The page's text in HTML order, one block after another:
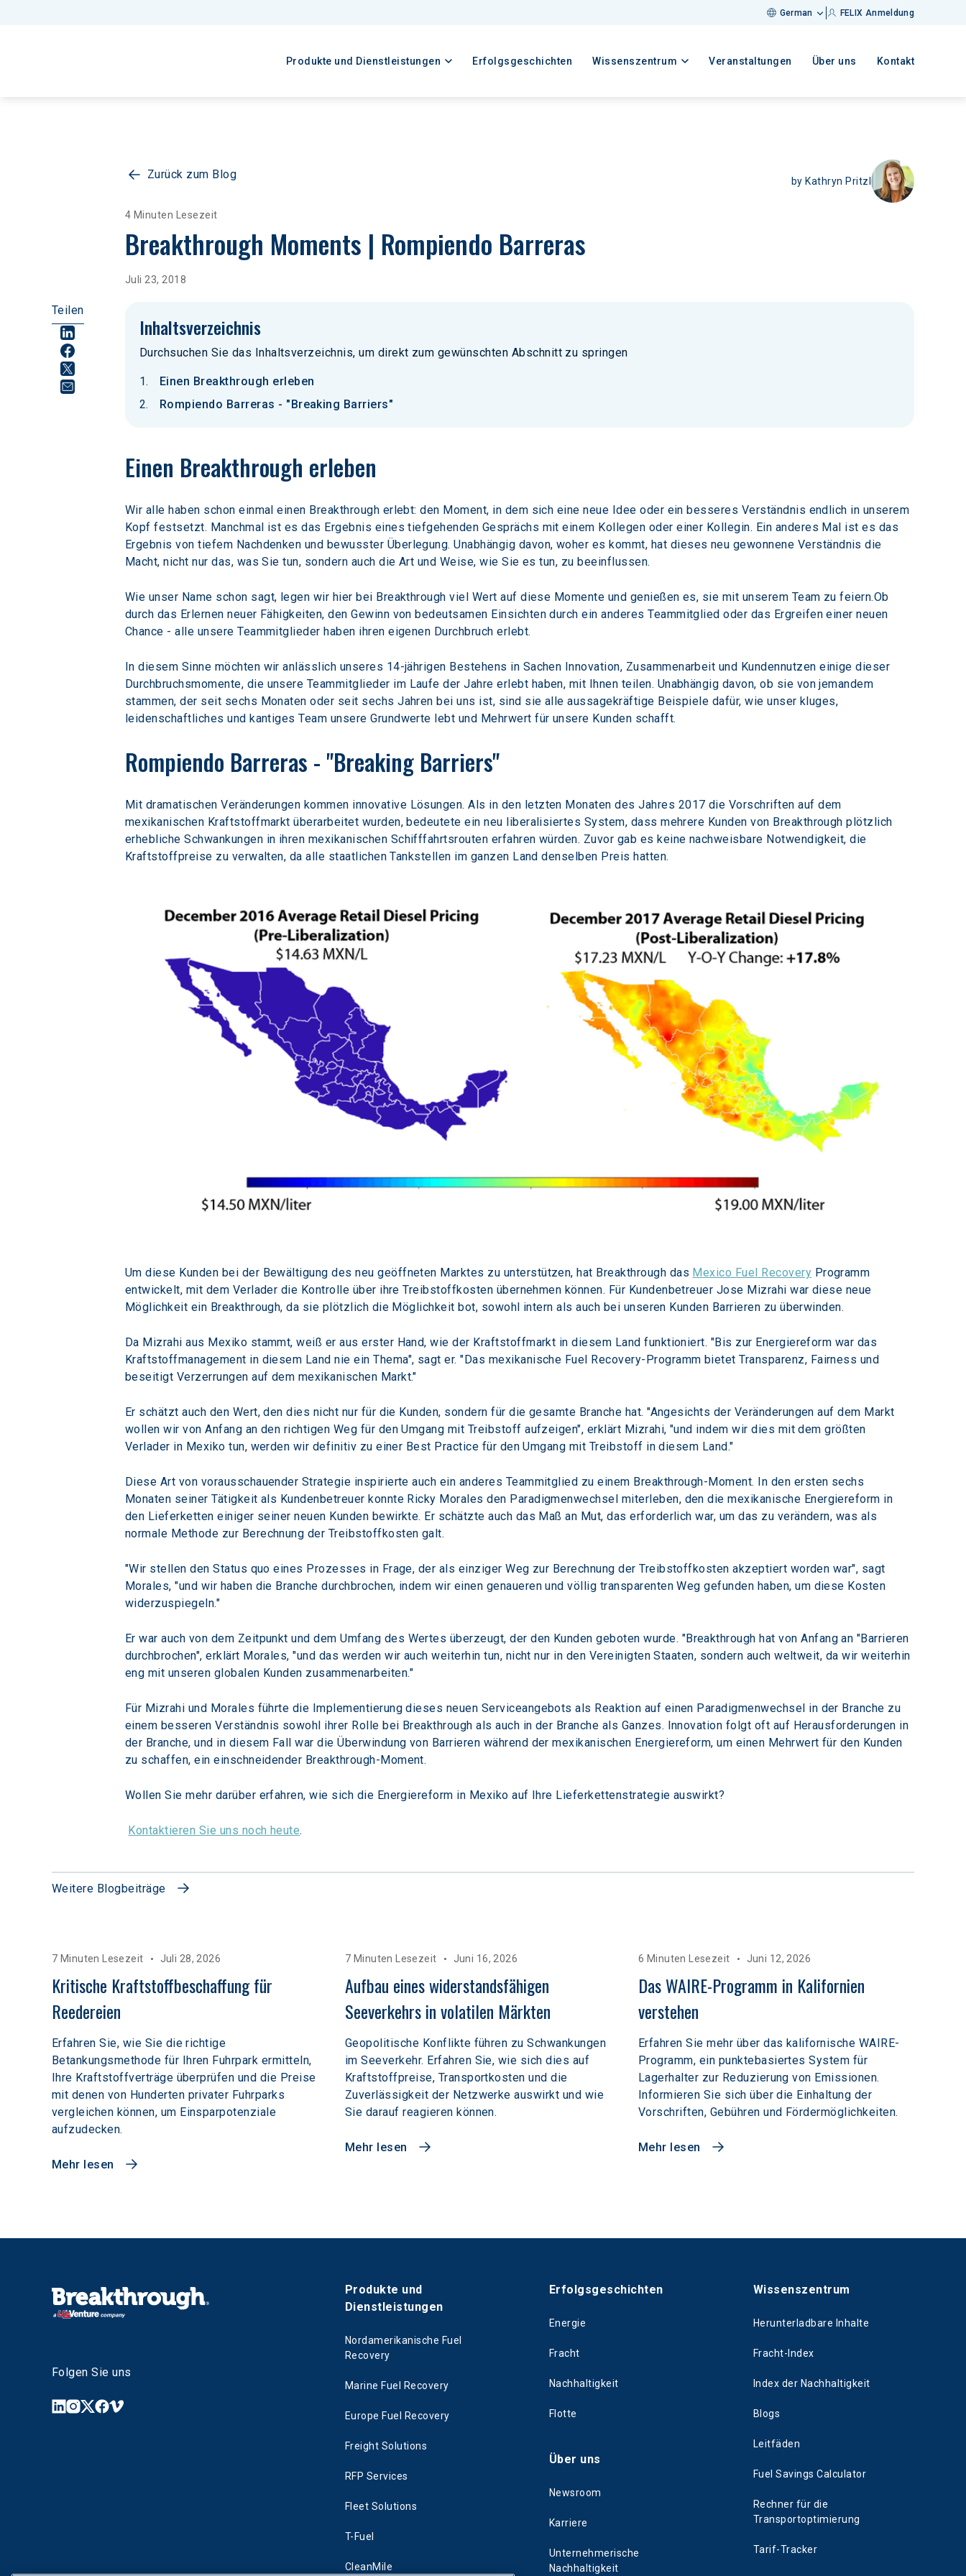
German FELIX Anmeldung
Produkte und Dienstleistungen Erfolgsgeschichten Wissenszentrum Veranstaltungen Über uns Kontakt
Zurück zum Blog byKathryn Pritzl
4 Minuten Lesezeit
Breakthrough Moments | Rompiendo Barreras
Juli 23, 2018
Teilen
Inhaltsverzeichnis
Durchsuchen Sie das Inhaltsverzeichnis, um direkt zum gewünschten Abschnitt zu springen
Einen Breakthrough erleben
Rompiendo Barreras - "Breaking Barriers"
Einen Breakthrough erleben
Wir alle haben schon einmal einen Breakthrough erlebt: den Moment, in dem sich eine neue Idee oder ein besseres Verständnis endlich in unserem
Kopf festsetzt. Manchmal ist es das Ergebnis eines tiefgehenden Gesprächs mit einem Kollegen oder einer Kollegin. Ein anderes Mal ist es das
Ergebnis von tiefem Nachdenken und bewusster Überlegung. Unabhängig davon, woher es kommt, hat dieses neu gewonnene Verständnis die
Macht, nicht nur das, was Sie tun, sondern auch die Art und Weise, wie Sie es tun, zu beeinflussen.
Wie unser Name schon sagt, legen wir hier bei Breakthrough viel Wert auf diese Momente und genießen es, sie mit unserem Team zu feiern.Ob
durch das Erlernen neuer Fähigkeiten, den Gewinn von bedeutsamen Einsichten durch ein anderes Teammitglied oder das Ergreifen einer neuen
Chance - alle unsere Teammitglieder haben ihren eigenen Durchbruch erlebt.
In diesem Sinne möchten wir anlässlich unseres 14-jährigen Bestehens in Sachen Innovation, Zusammenarbeit und Kundennutzen einige dieser
Durchbruchsmomente, die unsere Teammitglieder im Laufe der Jahre erlebt haben, mit Ihnen teilen. Unabhängig davon, ob sie von jemandem
stammen, der seit sechs Monaten oder seit sechs Jahren bei uns ist, sind sie alle aussagekräftige Beispiele dafür, wie unser kluges,
leidenschaftliches und kantiges Team unsere Grundwerte lebt und Mehrwert für unsere Kunden schafft.
Rompiendo Barreras - "Breaking Barriers"
Mit dramatischen Veränderungen kommen innovative Lösungen. Als in den letzten Monaten des Jahres 2017 die Vorschriften auf dem
mexikanischen Kraftstoffmarkt überarbeitet wurden, bedeutete ein neu liberalisiertes System, dass mehrere Kunden von Breakthrough plötzlich
erhebliche Schwankungen in ihren mexikanischen Schifffahrtsrouten erfahren würden. Zuvor gab es keine nachweisbare Notwendigkeit, die
Kraftstoffpreise zu verwalten, da alle staatlichen Tankstellen im ganzen Land denselben Preis hatten.
Um diese Kunden bei der Bewältigung des neu geöffneten Marktes zu unterstützen, hat Breakthrough das Mexico Fuel Recovery Programm
entwickelt, mit dem Verlader die Kontrolle über ihre Treibstoffkosten übernehmen können. Für Kundenbetreuer Jose Mizrahi war diese neue
Möglichkeit ein Breakthrough, da sie plötzlich die Möglichkeit bot, sowohl intern als auch bei unseren Kunden Barrieren zu überwinden.
Da Mizrahi aus Mexiko stammt, weiß er aus erster Hand, wie der Kraftstoffmarkt in diesem Land funktioniert. "Bis zur Energiereform war das
Kraftstoffmanagement in diesem Land nie ein Thema", sagt er. "Das mexikanische Fuel Recovery-Programm bietet Transparenz, Fairness und
beseitigt Verzerrungen auf dem mexikanischen Markt."
Er schätzt auch den Wert, den dies nicht nur für die Kunden, sondern für die gesamte Branche hat. "Angesichts der Veränderungen auf dem Markt
wollen wir von Anfang an den richtigen Weg für den Umgang mit Treibstoff aufzeigen", erklärt Mizrahi, "und indem wir dies mit dem größten
Verlader in Mexiko tun, werden wir definitiv zu einer Best Practice für den Umgang mit Treibstoff in diesem Land."
Diese Art von vorausschauender Strategie inspirierte auch ein anderes Teammitglied zu einem Breakthrough-Moment. In den ersten sechs
Monaten seiner Tätigkeit als Kundenbetreuer konnte Ricky Morales den Paradigmenwechsel miterleben, den die mexikanische Energiereform in
den Lieferketten einiger seiner neuen Kunden bewirkte. Er schätzte auch das Maß an Mut, das erforderlich war, um das zu verändern, was als
normale Methode zur Berechnung der Treibstoffkosten galt.
"Wir stellen den Status quo eines Prozesses in Frage, der als einziger Weg zur Berechnung der Treibstoffkosten akzeptiert worden war", sagt
Morales, "und wir haben die Branche durchbrochen, indem wir einen genaueren und völlig transparenten Weg gefunden haben, um diese Kosten
widerzuspiegeln."
Er war auch von dem Zeitpunkt und dem Umfang des Wertes überzeugt, der den Kunden geboten wurde. "Breakthrough hat von Anfang an "Barrieren
durchbrochen", erklärt Morales, "und das werden wir auch weiterhin tun, nicht nur in den Vereinigten Staaten, sondern auch weltweit, da wir weiterhin
eng mit unseren globalen Kunden zusammenarbeiten."
Für Mizrahi und Morales führte die Implementierung dieses neuen Serviceangebots als Reaktion auf einen Paradigmenwechsel in der Branche zu
einem besseren Verständnis sowohl ihrer Rolle bei Breakthrough als auch in der Branche als Ganzes. Innovation folgt oft auf Herausforderungen in
der Branche, und in diesem Fall war die Überwindung von Barrieren während der mexikanischen Energiereform, um einen Mehrwert für den Kunden
zu schaffen, ein einschneidender Breakthrough-Moment.
Wollen Sie mehr darüber erfahren, wie sich die Energiereform in Mexiko auf Ihre Lieferkettenstrategie auswirkt?
Kontaktieren Sie uns noch heute.
Weitere Blogbeiträge
7 Minuten Lesezeit Juli 28, 2026
Kritische Kraftstoffbeschaffung für
Reedereien
Erfahren Sie, wie Sie die richtige
Betankungsmethode für Ihren Fuhrpark ermitteln,
Ihre Kraftstoffverträge überprüfen und die Preise
mit denen von Hunderten privater Fuhrparks
vergleichen können, um Einsparpotenziale
aufzudecken.
Mehr lesen
7 Minuten Lesezeit Juni 16, 2026
Aufbau eines widerstandsfähigen
Seeverkehrs in volatilen Märkten
Geopolitische Konflikte führen zu Schwankungen
im Seeverkehr. Erfahren Sie, wie sich dies auf
Kraftstoffpreise, Transportkosten und die
Zuverlässigkeit der Netzwerke auswirkt und wie
Sie darauf reagieren können.
Mehr lesen
6 Minuten Lesezeit Juni 12, 2026
Das WAIRE-Programm in Kalifornien
verstehen
Erfahren Sie mehr über das kalifornische WAIRE-
Programm, ein punktebasiertes System für
Lagerhalter zur Reduzierung von Emissionen.
Informieren Sie sich über die Einhaltung der
Vorschriften, Gebühren und Fördermöglichkeiten.
Mehr lesen
Folgen Sie uns
Produkte und
Dienstleistungen
Nordamerikanische Fuel
Recovery
Marine Fuel Recovery
Europe Fuel Recovery
Freight Solutions
RFP Services
Fleet Solutions
T-Fuel
CleanMile
Erfolgsgeschichten
Energie
Fracht
Nachhaltigkeit
Flotte
Über uns
Newsroom
Karriere
Unternehmerische
Nachhaltigkeit
Wissenszentrum
Herunterladbare Inhalte
Fracht-Index
Index der Nachhaltigkeit
Blogs
Leitfäden
Fuel Savings Calculator
Rechner für die
Transportoptimierung
Tarif-Tracker